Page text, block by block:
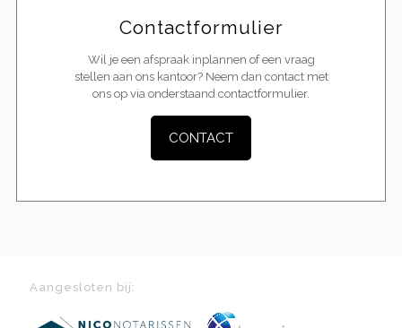
Contactformulier
Wil je een afspraak inplannen of een vraag
stellen aan ons kantoor? Neem dan contact met
ons op via onderstaand contactformulier.
CONTACT
Aangesloten bij: